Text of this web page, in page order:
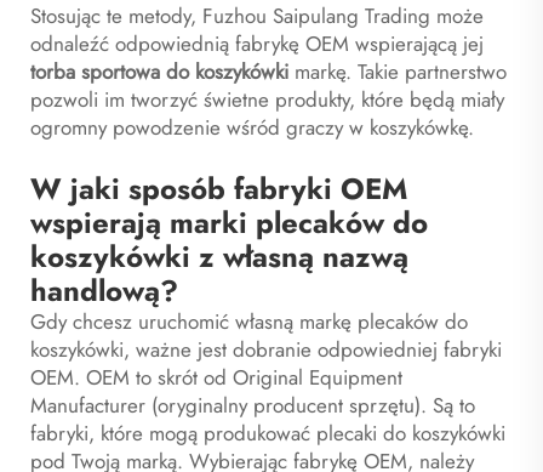
Stosując te metody, Fuzhou Saipulang Trading może
odnaleźć odpowiednią fabrykę OEM wspierającą jej
torba sportowa do koszykówki markę. Takie partnerstwo
pozwoli im tworzyć świetne produkty, które będą miały
ogromny powodzenie wśród graczy w koszykówkę.
W jaki sposób fabryki OEM
wspierają marki plecaków do
koszykówki z własną nazwą
handlową?
Gdy chcesz uruchomić własną markę plecaków do
koszykówki, ważne jest dobranie odpowiedniej fabryki
OEM. OEM to skrót od Original Equipment
Manufacturer (oryginalny producent sprzętu). Są to
fabryki, które mogą produkować plecaki do koszykówki
pod Twoją marką. Wybierając fabrykę OEM, należy